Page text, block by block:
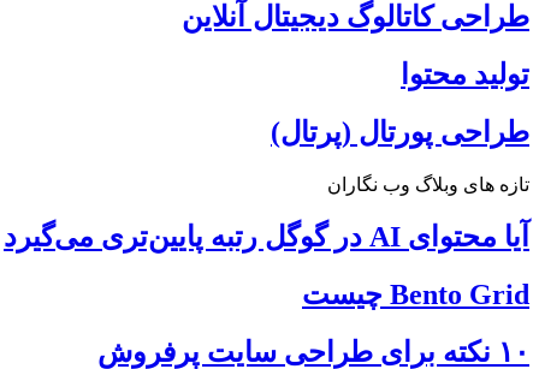
طراحی کاتالوگ دیجیتال آنلاین
تولید محتوا
طراحی پورتال (پرتال)
تازه های وبلاگ وب نگاران
آیا محتوای AI در گوگل رتبه پایین‌تری می‌گیرد
Bento Grid چیست
۱۰ نکته برای طراحی سایت پرفروش